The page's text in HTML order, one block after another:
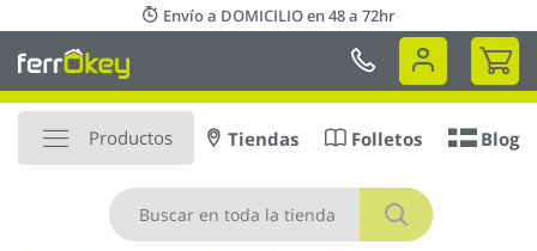
al
contenido
Envío a DOMICILIO en 48 a 72hr
Mi
Productos
Buscar
Tiendas Folletos Blog